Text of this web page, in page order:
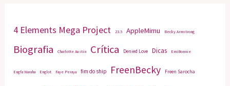
4 Elements Mega Project 23.5 AppleMimu Becky Armstrong
Biografia Charlotte Austin Crítica Denied Love Dicas EmiBonnie
Engfa Waraha Englot Faye Peraya fim do ship FreenBecky Freen Sarocha